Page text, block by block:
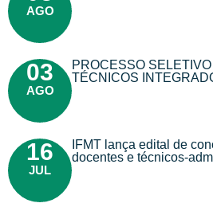
AGO
03
AGO
PROCESSO
TÉCNICOS
16
JUL
IFMT lança edital de
docentes e técnicos-